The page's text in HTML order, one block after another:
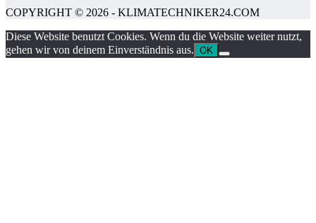
COPYRIGHT © 2026 - KLIMATECHNIKER24.COM
Diese Website benutzt Cookies. Wenn du die Website weiter nutzt,
gehen wir von deinem Einverständnis aus. OK